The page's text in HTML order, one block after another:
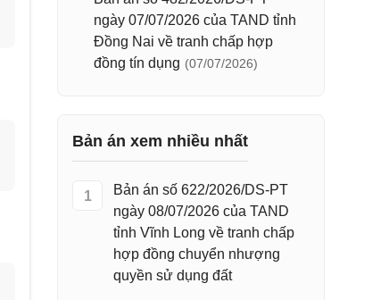
ngày 07/07/2026 của TAND tỉnh
Đồng Nai về tranh chấp hợp
đồng tín dụng (07/07/2026)
Bản án xem nhiều nhất
1
Bản án số 622/2026/DS-PT
ngày 08/07/2026 của TAND
tỉnh Vĩnh Long về tranh chấp
hợp đồng chuyển nhượng
quyền sử dụng đất